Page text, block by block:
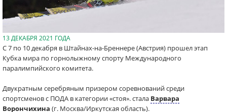
13 ДЕКАБРЯ 2021 ГОДА
C 7 по 10 декабря в Штайнах-на-Бреннере (Австрия) прошел этап
Кубка мира по горнолыжному спорту Международного
паралимпийского комитета.
Двукратным серебряным призером соревнований среди
спортсменов с ПОДА в категории «стоя». стала Варвара
Ворончихина (г. Москва/Иркутская область).